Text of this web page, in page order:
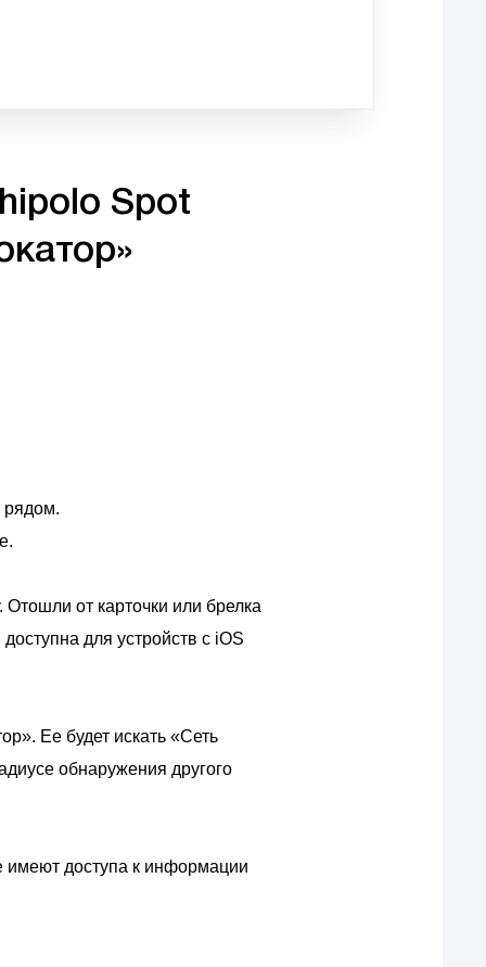
Spot
рядом.
от карточки или брелка
для устройств с iOS
Ее будет искать «Сеть
обнаружения другого
доступа к информации